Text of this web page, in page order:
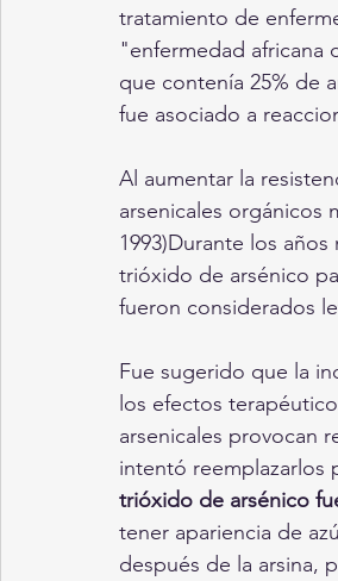
tratamiento de
"enfermedad africana
que contenía 25% de
fue asociado a
Al aumentar la
arsenicales orgánicos
1993)Durante los
trióxido de arsénico
fueron considerados
Fue sugerido que la
los efectos
arsenicales provocan
intentó reemplazarlos
trióxido de arsénico
tener apariencia de
después de la arsina,